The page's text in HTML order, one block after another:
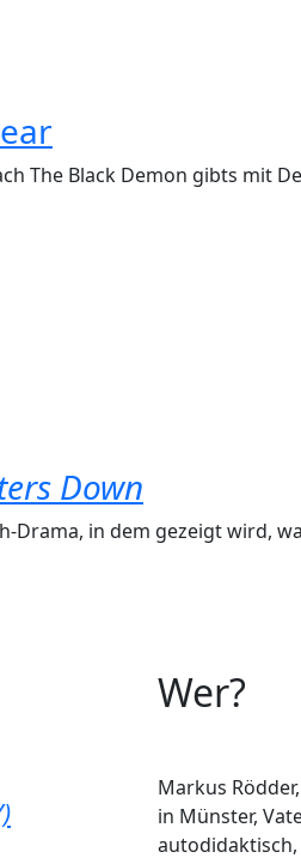
The Black Demon gibts mit
Down
Drama, in dem gezeigt wird,
Wer?
Markus
in Münster,